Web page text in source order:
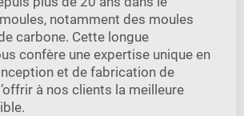
notamment des moules
carbone. Cette longue
confère une expertise unique en
et de fabrication de
à nos clients la meilleure